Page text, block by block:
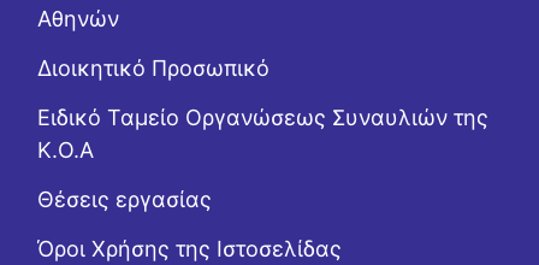
Αθηνών
Διοικητικό Προσωπικό
Ειδικό Ταμείο Οργανώσεως Συναυλιών της
Κ.Ο.Α
Θέσεις εργασίας
Όροι Χρήσης της Ιστοσελίδας